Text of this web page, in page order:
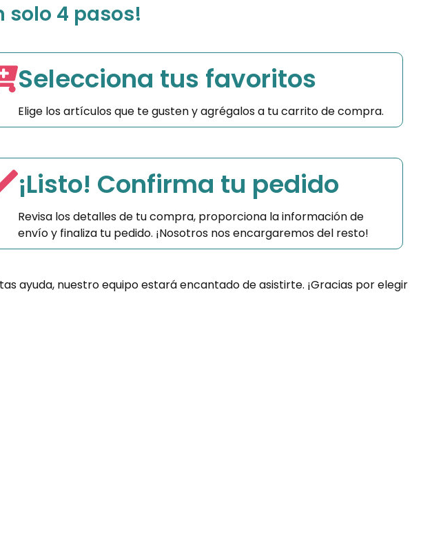
solo 4 pasos!
Selecciona tus favoritos
Elige los artículos que te gusten y agrégalos a tu carrito de compra.
¡Listo! Confirma tu pedido
Revisa los detalles de tu compra, proporciona la información de
envío y finaliza tu pedido. ¡Nosotros nos encargaremos del resto!
ayuda, nuestro equipo estará encantado de asistirte. ¡Gracias por elegir